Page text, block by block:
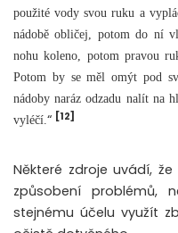
použité vody svou ruku a
nádobě obličej, potom do ní
nohu koleno, potom pravou
Potom by se měl omýt pod
nádoby naráz odzadu nalít na
vyléčí. “ [12]
Některé zdroje uvádí,
způsobení problémů,
stejnému účelu využít